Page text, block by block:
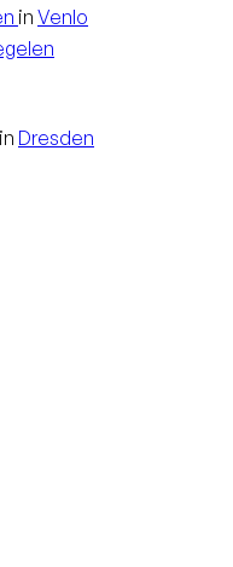
in Venlo
in Dresden